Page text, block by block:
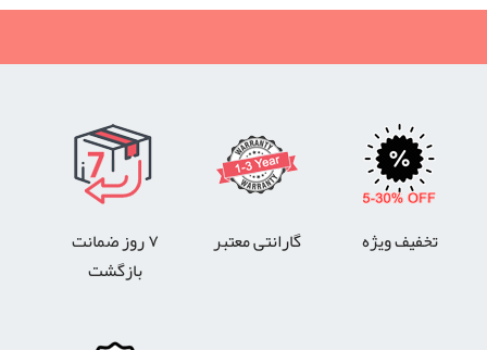
تخفیف ویژه گارانتی معتبر
۷ روز ضمانت
بازگشت